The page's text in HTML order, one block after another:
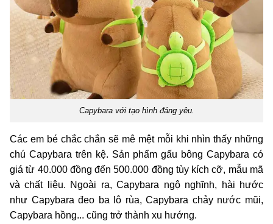
Capybara với tạo hình đáng yêu.
Các em bé chắc chắn sẽ mê mệt mỗi khi nhìn thấy những
chú Capybara trên kệ. Sản phẩm gấu bông Capybara có
giá từ 40.000 đồng đến 500.000 đồng tùy kích cỡ, mẫu mã
và chất liệu. Ngoài ra, Capybara ngộ nghĩnh, hài hước
như Capybara đeo ba lô rùa, Capybara chảy nước mũi,
Capybara hồng... cũng trở thành xu hướng.